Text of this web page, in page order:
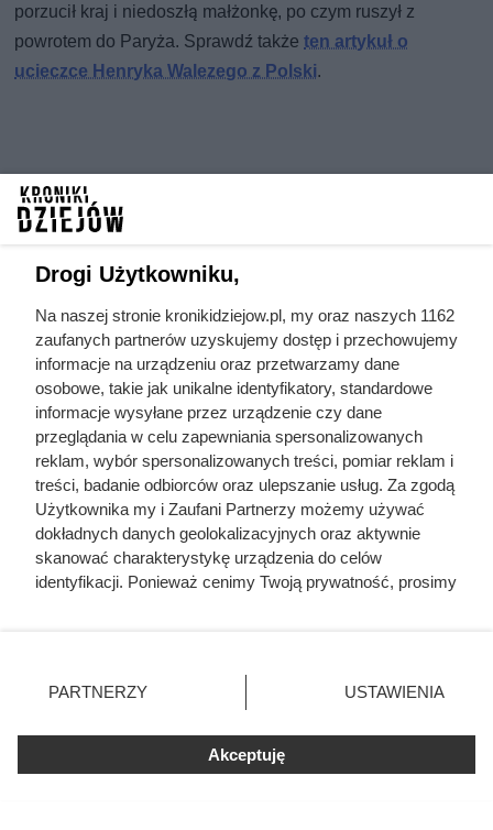
porzucił kraj i niedoszłą małżonkę, po czym ruszył z
powrotem do Paryża. Sprawdź takżeten artykuł o
ucieczce Henryka Walezego z Polski.
Drogi Użytkowniku,
Na naszej stronie kronikidziejow.pl, my oraz naszych 1162
zaufanych partnerów uzyskujemy dostęp i przechowujemy
informacje na urządzeniu oraz przetwarzamy dane
osobowe, takie jak unikalne identyfikatory, standardowe
informacje wysyłane przez urządzenie czy dane
przeglądania w celu zapewniania spersonalizowanych
reklam, wybór spersonalizowanych treści, pomiar reklam i
treści, badanie odbiorców oraz ulepszanie usług. Za zgodą
Użytkownika my i Zaufani Partnerzy możemy używać
dokładnych danych geolokalizacyjnych oraz aktywnie
skanować charakterystykę urządzenia do celów
identyfikacji. Ponieważ cenimy Twoją prywatność, prosimy
prywatności znajdujący się w lewym dolnym rogu strony
. Niektóre rodzaje przetwarzania danych nie wymagają
zgody użytkownika, ale masz prawo sprzeciwić się
takiemu przetwarzaniu. Preferencje będą miały
zastosowania tylko na tej witrynie.
PARTNERZY USTAWIENIA
Akceptuję